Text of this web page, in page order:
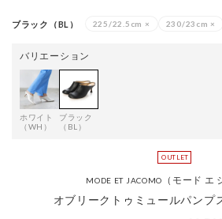
ブラック（BL） 225/22.5cm × 230/23cm ×
バリエーション
ホワイト
（WH）
ブラック
（BL）
MODE ET JACOMO （モード エ
オブリークトゥミュールパンプ